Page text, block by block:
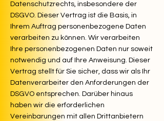
Datenschutzrechts, insbesondere der
DSGVO. Dieser Vertrag ist die Basis, in
Ihrem Auftrag personenbezogene Daten
verarbeiten zu können. Wir verarbeiten
Ihre personenbezogenen Daten nur soweit
notwendig und auf Ihre Anweisung. Dieser
Vertrag stellt für Sie sicher, dass wir als Ihr
Datenverarbeiter den Anforderungen der
DSGVO entsprechen. Darüber hinaus
haben wir die erforderlichen
Vereinbarungen mit allen Drittanbietern